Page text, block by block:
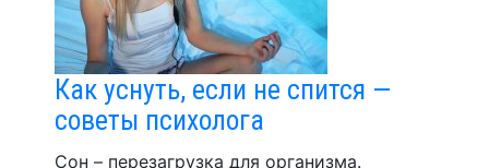
Как уснуть, если не спится —
советы психолога
Сон – перезагрузка для организма.